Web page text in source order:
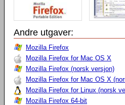
Andre utgaver:
Mozilla Firefox
Mozilla Firefox for Mac OS X
Mozilla Firefox (norsk versjon)
Mozilla Firefox for Mac OS X
Mozilla Firefox for Linux (norsk
Mozilla Firefox 64-bit